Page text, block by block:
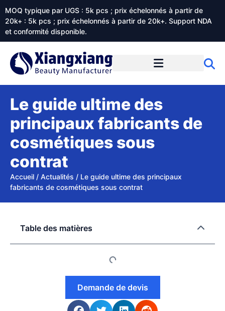
MOQ typique par UGS : 5k pcs ; prix échelonnés à partir de
20k+ : 5k pcs ; prix échelonnés à partir de 20k+. Support NDA
et conformité disponible.
Le guide ultime des
principaux fabricants de
cosmétiques sous
contrat
Accueil / Actualités / Le guide ultime des principaux
fabricants de cosmétiques sous contrat
Table des matières
Demande de devis